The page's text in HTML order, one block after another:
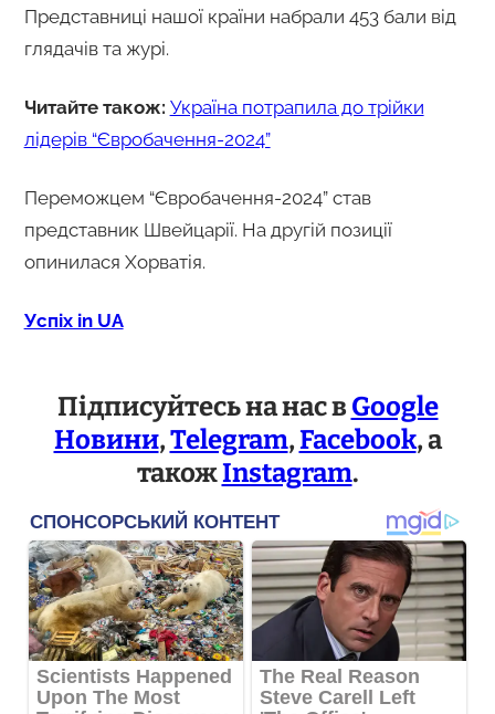
Представниці нашої країни набрали 453 бали від
глядачів та журі.
Читайте також: Україна потрапила до трійки
лідерів “Євробачення-2024”
Переможцем “Євробачення-2024” став
представник Швейцарії. На другій позиції
опинилася Хорватія.
Успіх in UA
Підписуйтесь на нас вGoogle
Новини,Telegram,Facebook, а
такожInstagram.